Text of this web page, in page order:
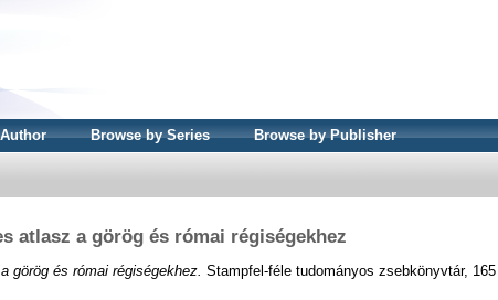
Browse by Series Browse by Publisher
atlasz a görög és római régiségekhez
görög és római régiségekhez. Stampfel-féle tudományos zsebkönyvtár, 165 .